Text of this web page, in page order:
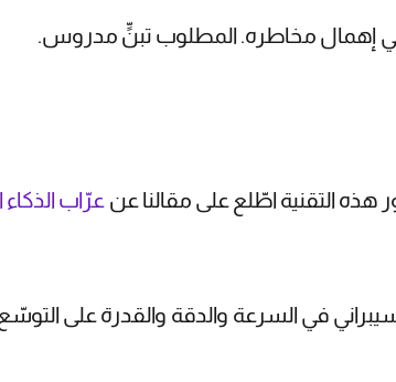
تعني إهمال مخاطره. المطلوب تبنٍّ مدروس.
التقنية اطّلع على مقالنا عن عرّاب
في السرعة والدقة والقدرة على